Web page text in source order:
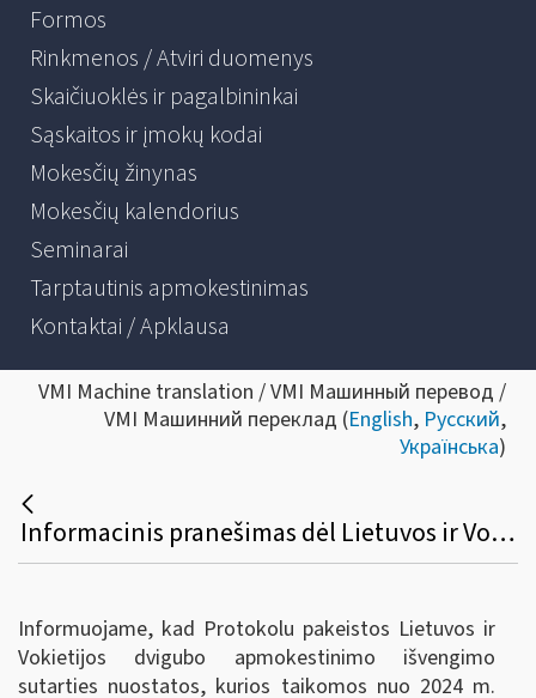
Formos
Rinkmenos / Atviri duomenys
Skaičiuoklės ir pagalbininkai
Sąskaitos ir įmokų kodai
Mokesčių žinynas
Mokesčių kalendorius
Seminarai
Tarptautinis apmokestinimas
Kontaktai / Apklausa
VMI Machine translation / VMI Машинный перевод /
VMI Машинний переклад (English, Русский,
Українська)
Informacinis pranešimas dėl Lietuvos ir Vokietijos dvigubo apmokestinimo išvengimo sutarties pakeitimo
Informuojame, kad Protokolu pakeistos Lietuvos ir
Vokietijos dvigubo apmokestinimo išvengimo
sutarties nuostatos, kurios taikomos nuo 2024 m.